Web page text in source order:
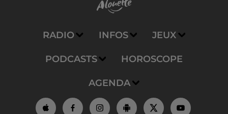
RADIO INFOS JEUX
PODCASTS HOROSCOPE
AGENDA